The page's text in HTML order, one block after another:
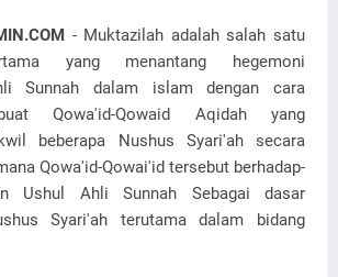
- Muktazilah adalah salah satu
yang menantang hegemoni
Sunnah dalam islam dengan cara
Qowa'id-Qowaid Aqidah yang
beberapa Nushus Syari'ah secara
Qowa'id-Qowai'id tersebut berhadap-
Ushul Ahli Sunnah Sebagai dasar
Syari'ah terutama dalam bidang